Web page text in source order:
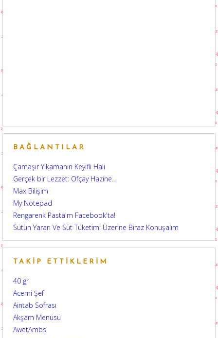
BAĞLANTILAR
Çamaşır Yıkamanın Keyifli Hali
Gerçek bir Lezzet: Ofçay Hazine…
Max Bilişim
My Notepad
Rengarenk Pasta'm Facebook'ta!
Sütün Yararı Ve Süt Tüketimi Üzerine Biraz Konuşalım
TAKIP ETTIKLERIM
40 gr
Acemi Şef
Aintab Sofrası
Akşam Menüsü
AwetAmbs